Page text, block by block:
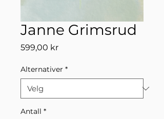
Janne Grimsrud
599,00 krPris
Alternativer *
Antall *